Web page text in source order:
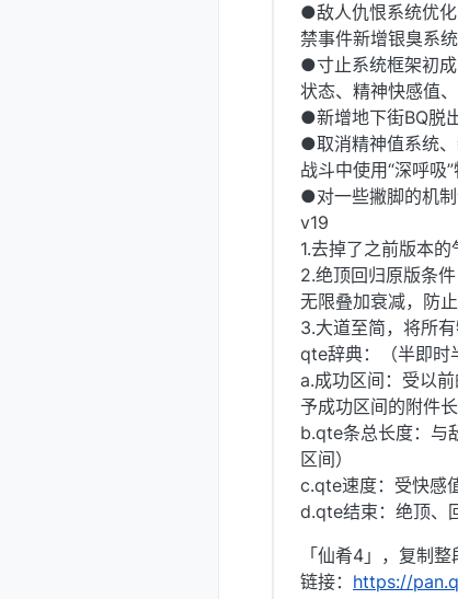
●敌人仇恨系统优
禁事件新增银臭系
●寸止系统框架初
状态、精神快感值
●新增地下街BQ脱
●取消精神值系统、
战斗中使用“深呼吸
●对一些撇脚的机
v19
1.去掉了之前版本
2.绝顶回归原版条
无限叠加衰减，防
3.大道至简，将所
qte辞典：（半即时
a.成功区间：受以
予成功区间的附件
b.qte条总长度：与
区间）
c.qte速度：受快感
d.qte结束：绝顶、
「仙肴4」，复制
链接： https://